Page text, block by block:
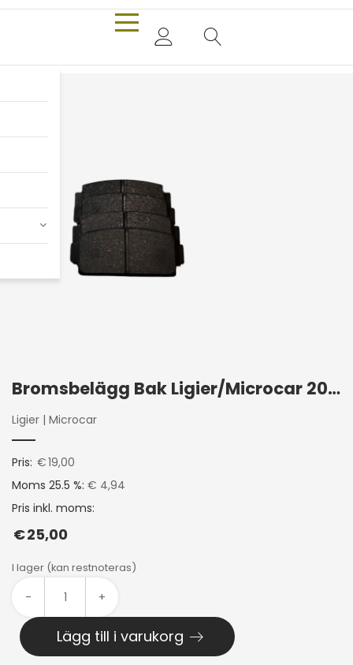
Bromsbelägg Bak Ligier/Microcar 2011+
Ligier | Microcar
Pris: €19,00
Moms 25.5 %: € 4,94
Pris inkl. moms:
€25,00
I lager (kan restnoteras)
- +
Lägg till i varukorg